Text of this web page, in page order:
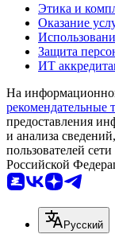
Этика и
Оказание
Защита
ИТ
На
рекомендательные
предоставления
и анализа
пользователей
Российской
Русский